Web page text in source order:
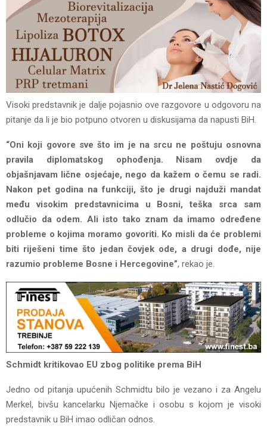
Visoki predstavnik je dalje pojasnio ove razgovore u odgovoru na
pitanje da li je bio potpuno otvoren u diskusijama da napusti BiH.
“Oni koji govore sve što im je na srcu ne poštuju osnovna
pravila diplomatskog ophođenja. Nisam ovdje da
objašnjavam lične osjećaje, nego da kažem o čemu se radi.
Nakon pet godina na funkciji, što je drugi najduži mandat
među visokim predstavnicima u Bosni, teška srca sam
odlučio da odem. Ali isto tako znam da imamo određene
probleme o kojima moramo govoriti. Ko misli da će problemi
biti riješeni time što jedan čovjek ode, a drugi dođe, nije
razumio probleme Bosne i Hercegovine”, rekao je.
Schmidt kritikovao EU zbog politike prema BiH
Jedno od pitanja upućenih Schmidtu bilo je vezano i za Angelu
Merkel, bivšu kancelarku Njemačke i osobu s kojom je visoki
predstavnik u BiH imao odličan odnos.